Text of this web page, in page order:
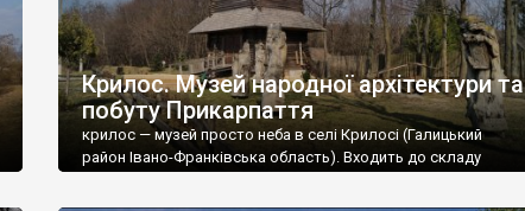
Крилос. Музей народної архітектури та
побуту Прикарпаття
крилос — музей просто неба в селі Крилосі (Галицький
район Івано-Франківська область). Входить до складу